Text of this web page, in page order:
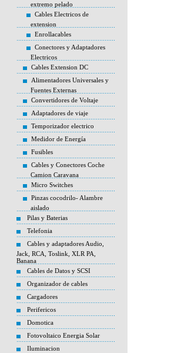
extremo pelado
Cables Electricos de
extension
Enrollacables
Conectores y Adaptadores
Electricos
Cables Extension DC
Alimentadores Universales y
Fuentes Externas
Convertidores de Voltaje
Adaptadores de viaje
Temporizador electrico
Medidor de Energía
Fusibles
Cables y Conectores Coche
Camion Caravana
Micro Switches
Pinzas cocodrilo- Alambre
aislado
Pilas y Baterias
Telefonia
Cables y adaptadores Audio,
Jack, RCA, Toslink, XLR PA,
Banana
Cables de Datos y SCSI
Organizador de cables
Cargadores
Perifericos
Domotica
Fotovoltaico Energia Solar
Iluminacion